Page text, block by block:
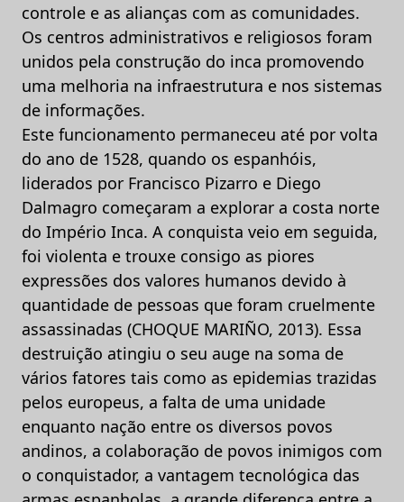
controle e as alianças com as comunidades.
Os centros administrativos e religiosos foram
unidos pela construção do inca promovendo
uma melhoria na infraestrutura e nos sistemas
de informações.
Este funcionamento permaneceu até por volta
do ano de 1528, quando os espanhóis,
liderados por Francisco Pizarro e Diego
Dalmagro começaram a explorar a costa norte
do Império Inca. A conquista veio em seguida,
foi violenta e trouxe consigo as piores
expressões dos valores humanos devido à
quantidade de pessoas que foram cruelmente
assassinadas (CHOQUE MARIÑO, 2013). Essa
destruição atingiu o seu auge na soma de
vários fatores tais como as epidemias trazidas
pelos europeus, a falta de uma unidade
enquanto nação entre os diversos povos
andinos, a colaboração de povos inimigos com
o conquistador, a vantagem tecnológica das